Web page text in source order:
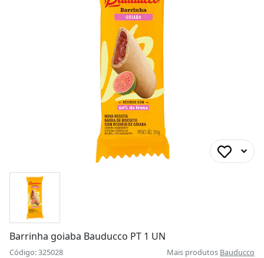
Barrinha goiaba Bauducco PT 1 UN
Código: 325028 Mais produtos Bauducco